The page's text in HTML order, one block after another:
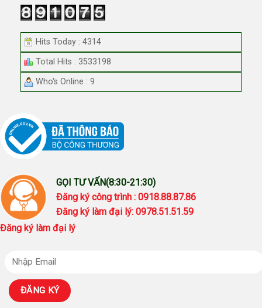
Hits Today : 4314
Total Hits : 3533198
Who's Online : 9
GỌI TƯ VẤN(8:30-21:30)
Đăng ký công trình : 0918.88.87.86
Đăng ký làm đại lý: 0978.51.51.59
Đăng ký làm đại lý